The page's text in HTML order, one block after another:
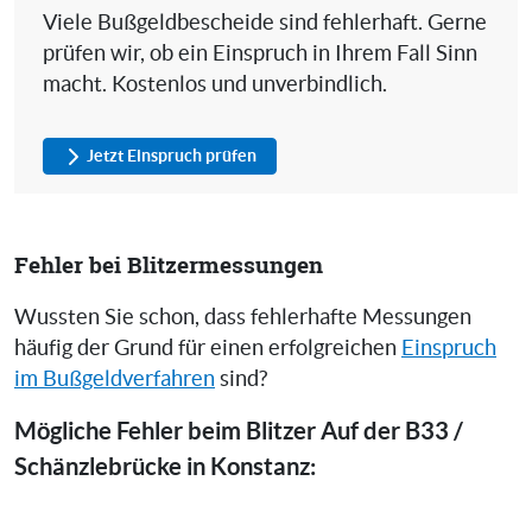
Viele Bußgeldbescheide sind fehlerhaft. Gerne
prüfen wir, ob ein Einspruch in Ihrem Fall Sinn
macht. Kostenlos und unverbindlich.
Jetzt Einspruch prüfen
Fehler bei Blitzermessungen
Wussten Sie schon, dass fehlerhafte Messungen
häufig der Grund für einen erfolgreichen Einspruch
im Bußgeldverfahren sind?
Mögliche Fehler beim Blitzer Auf der B33 /
Schänzlebrücke in Konstanz: